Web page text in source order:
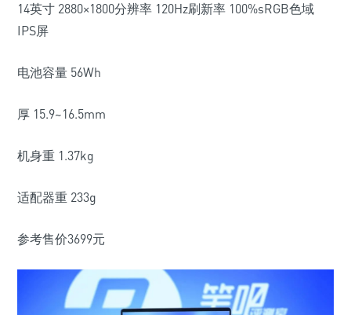
14英寸 2880×1800分辨率 120Hz刷新率 100%sRGB色域
IPS屏
电池容量 56Wh
厚 15.9~16.5mm
机身重 1.37kg
适配器重 233g
参考售价3699元